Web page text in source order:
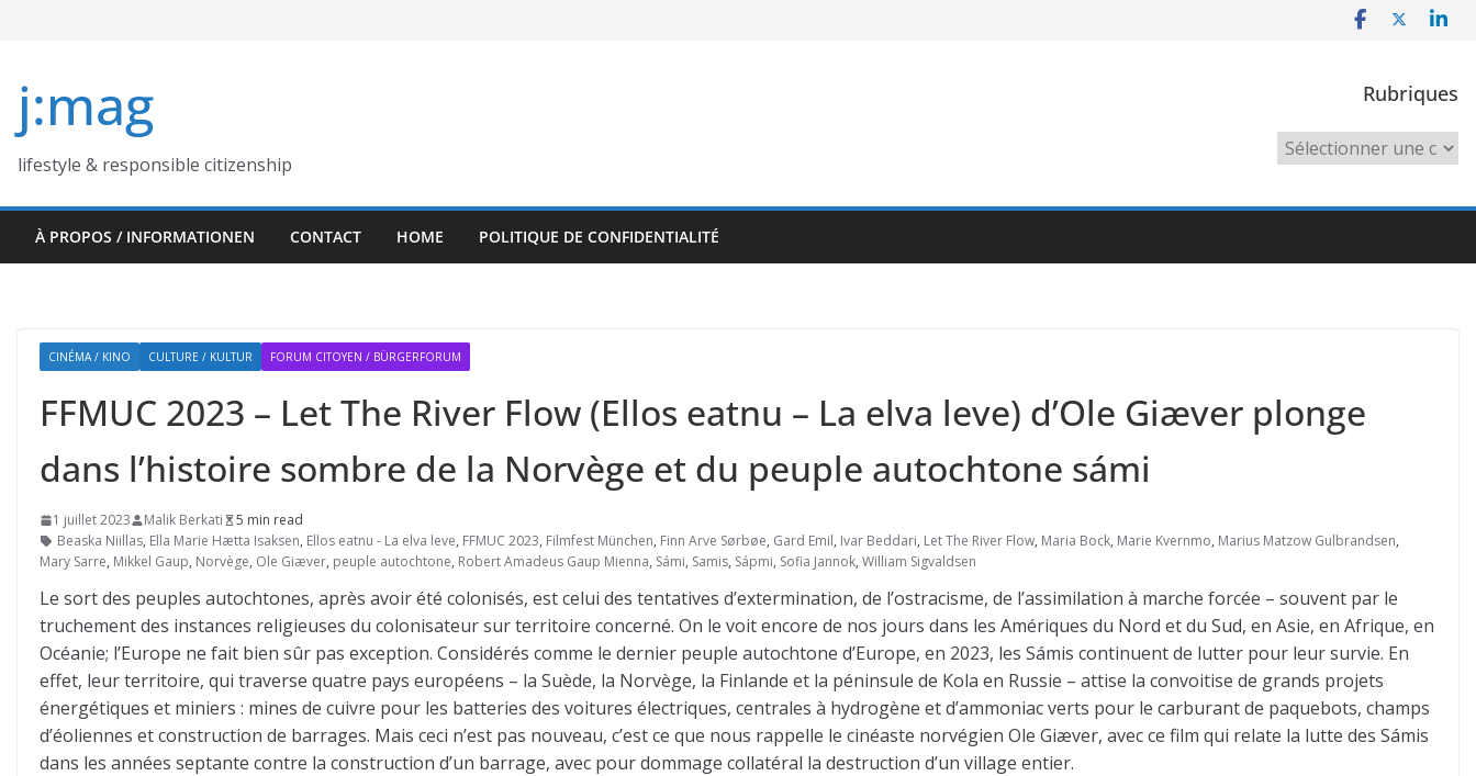
j:mag
lifestyle & responsible citizenship
Rubriques
Rubriques
À PROPOS / INFORMATIONEN CONTACT HOME POLITIQUE DE CONFIDENTIALITÉ
CINÉMA / KINO CULTURE / KULTUR FORUM CITOYEN / BÜRGERFORUM
FFMUC 2023 – Let The River Flow (Ellos eatnu – La elva leve) d’Ole Giæver plonge
dans l’histoire sombre de la Norvège et du peuple autochtone sámi
1 juillet 2023 Malik Berkati
5 min read
Beaska Niillas, Ella Marie Hætta Isaksen, Ellos eatnu - La elva leve, FFMUC 2023, Filmfest München, Finn Arve Sørbøe, Gard Emil, Ivar Beddari, Let The River Flow, Maria Bock, Marie Kvernmo, Marius Matzow Gulbrandsen,
Mary Sarre, Mikkel Gaup, Norvège, Ole Giæver, peuple autochtone, Robert Amadeus Gaup Mienna, Sámi, Samis, Sápmi, Sofia Jannok, William Sigvaldsen
Le sort des peuples autochtones, après avoir été colonisés, est celui des tentatives d’extermination, de l’ostracisme, de l’assimilation à marche forcée – souvent par le
truchement des instances religieuses du colonisateur sur territoire concerné. On le voit encore de nos jours dans les Amériques du Nord et du Sud, en Asie, en Afrique, en
Océanie; l’Europe ne fait bien sûr pas exception. Considérés comme le dernier peuple autochtone d’Europe, en 2023, les Sámis continuent de lutter pour leur survie. En
effet, leur territoire, qui traverse quatre pays européens – la Suède, la Norvège, la Finlande et la péninsule de Kola en Russie – attise la convoitise de grands projets
énergétiques et miniers : mines de cuivre pour les batteries des voitures électriques, centrales à hydrogène et d’ammoniac verts pour le carburant de paquebots, champs
d’éoliennes et construction de barrages. Mais ceci n’est pas nouveau, c’est ce que nous rappelle le cinéaste norvégien Ole Giæver, avec ce film qui relate la lutte des Sámis
dans les années septante contre la construction d’un barrage, avec pour dommage collatéral la destruction d’un village entier.